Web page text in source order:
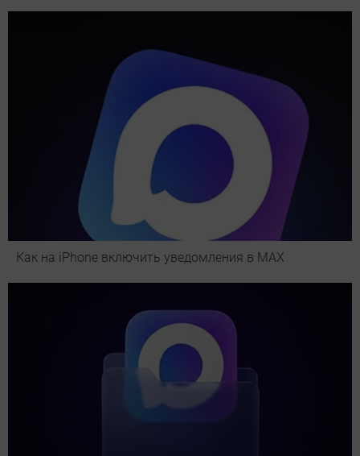
Как на iPhone включить уведомления в MAX